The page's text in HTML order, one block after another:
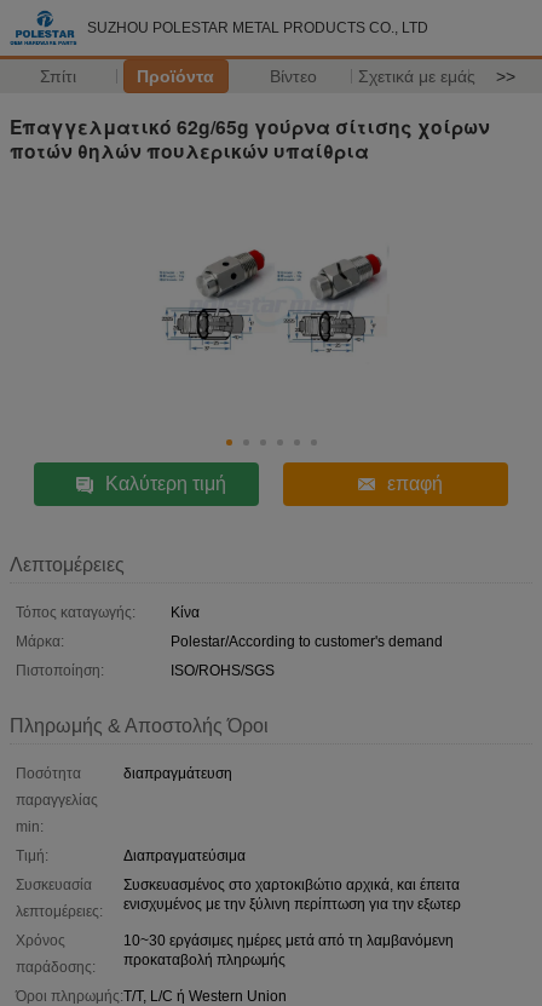
SUZHOU POLESTAR METAL PRODUCTS CO., LTD
Σπίτι Προϊόντα Βίντεο Σχετικά με εμάς >>
Επαγγελματικό 62g/65g γούρνα σίτισης χοίρων
ποτών θηλών πουλερικών υπαίθρια
Καλύτερη τιμή επαφή
Λεπτομέρειες
Τόπος καταγωγής:
Κίνα
Μάρκα:
Polestar/According to customer's demand
Πιστοποίηση:
ISO/ROHS/SGS
Πληρωμής & Αποστολής Όροι
Ποσότητα
παραγγελίας
min:
διαπραγμάτευση
Τιμή:
Διαπραγματεύσιμα
Συσκευασία
λεπτομέρειες:
Συσκευασμένος στο χαρτοκιβώτιο αρχικά, και έπειτα
ενισχυμένος με την ξύλινη περίπτωση για την εξωτερ
Χρόνος
παράδοσης:
10~30 εργάσιμες ημέρες μετά από τη λαμβανόμενη
προκαταβολή πληρωμής
Όροι πληρωμής:T/T, L/C ή Western Union